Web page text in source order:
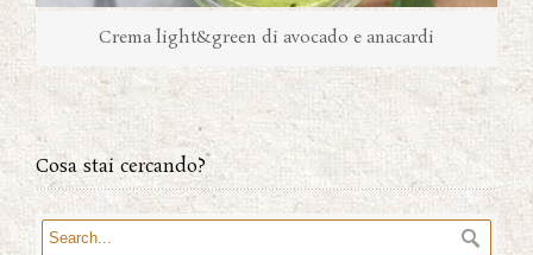
Crema light&green di avocado e anacardi
Cosa stai cercando?